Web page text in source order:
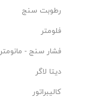
رطوبت سنج
فلومتر
فشار سنج - مانومتر
دیتا لاگر
کالیبراتور